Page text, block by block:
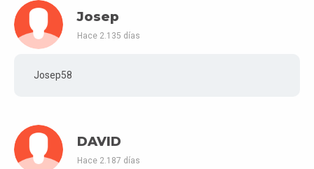
Josep
Hace 2.135 días
Josep58
DAVID
Hace 2.187 días